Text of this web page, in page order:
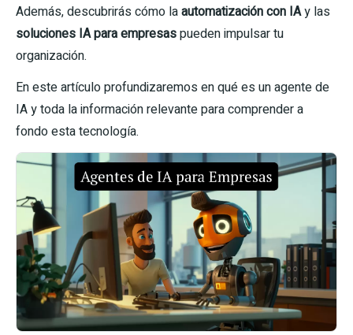
Además, descubrirás cómo laautomatización con IAy las
soluciones IA para empresaspueden impulsar tu
organización.
En este artículo profundizaremos en qué es un agente de
IA y toda la información relevante para comprender a
fondo esta tecnología.